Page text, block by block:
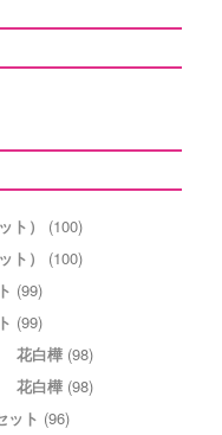
ト）
(100)
ト）
(100)
(99)
(99)
花白樺 (98)
花白樺 (98)
ット (96)